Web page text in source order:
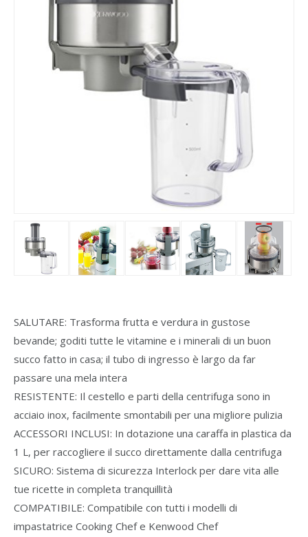
SALUTARE: Trasforma frutta e verdura in gustose
bevande; goditi tutte le vitamine e i minerali di un buon
succo fatto in casa; il tubo di ingresso è largo da far
passare una mela intera
RESISTENTE: Il cestello e parti della centrifuga sono in
acciaio inox, facilmente smontabili per una migliore pulizia
ACCESSORI INCLUSI: In dotazione una caraffa in plastica da
1 L, per raccogliere il succo direttamente dalla centrifuga
SICURO: Sistema di sicurezza Interlock per dare vita alle
tue ricette in completa tranquillità
COMPATIBILE: Compatibile con tutti i modelli di
impastatrice Cooking Chef e Kenwood Chef